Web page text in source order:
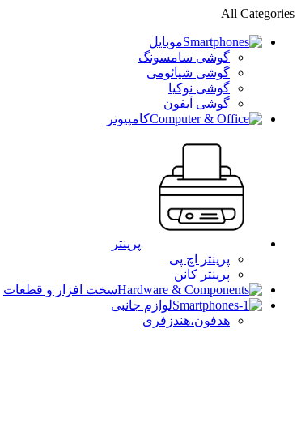
All Categories
موبایل
گوشی سامسونگ
گوشی شیائومی
گوشی نوکیا
گوشی آیفون
کامپیوتر
پرینتر
پرینتر اچ پی
پرینتر کانن
سخت افزار و قطعات
لوازم جانبی
هدفون،هندزفری